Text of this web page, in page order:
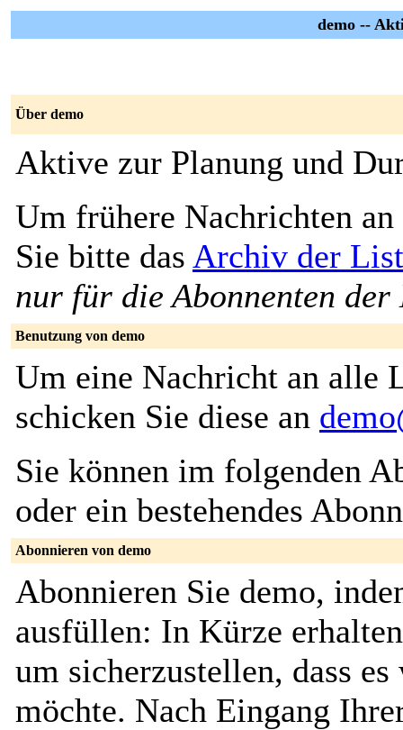
demo --
Über demo
Aktive zur Planung und
Um frühere Nachrichten an
Sie bitte das Archiv der
nur für die Abonnenten
Benutzung von demo
Um eine Nachricht an alle
schicken Sie diese an
Sie können im folgenden
oder ein bestehendes
Abonnieren von demo
Abonnieren Sie demo,
ausfüllen: In Kürze
um sicherzustellen, dass
möchte. Nach Eingang